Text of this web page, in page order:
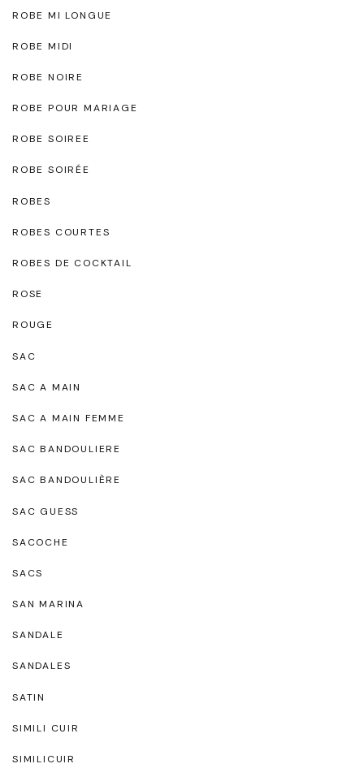
ROBE MI LONGUE
ROBE MIDI
ROBE NOIRE
ROBE POUR MARIAGE
ROBE SOIREE
ROBE SOIRÉE
ROBES
ROBES COURTES
ROBES DE COCKTAIL
ROSE
ROUGE
SAC
SAC A MAIN
SAC A MAIN FEMME
SAC BANDOULIERE
SAC BANDOULIÈRE
SAC GUESS
SACOCHE
SACS
SAN MARINA
SANDALE
SANDALES
SATIN
SIMILI CUIR
SIMILICUIR